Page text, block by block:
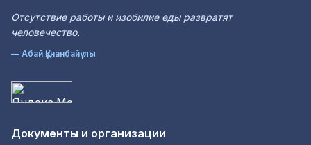
Отсутствие работы и изобилие еды развратят
человечество.
— Абай Құнанбайұлы
Документы и организации